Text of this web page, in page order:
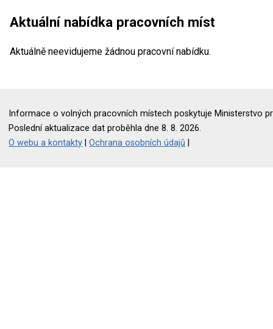
Aktuální nabídka pracovních míst
Aktuálně neevidujeme žádnou pracovní nabídku.
Informace o volných pracovních místech poskytuje Ministerstvo
Poslední aktualizace dat proběhla dne 8. 8. 2026.
O webu a kontakty |Ochrana osobních údajů